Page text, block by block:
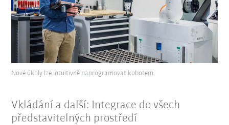
Nové úkoly lze intuitivně naprogramovat kobotem.
Vkládání a další: Integrace do všech
představitelných prostředí